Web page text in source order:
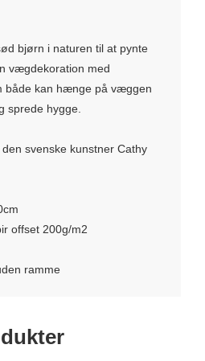
bjørn i naturen til at pynte
vægdekoration med
både kan hænge på væggen
sprede hygge.
svenske kunstner Cathy
offset 200g/m2
ramme